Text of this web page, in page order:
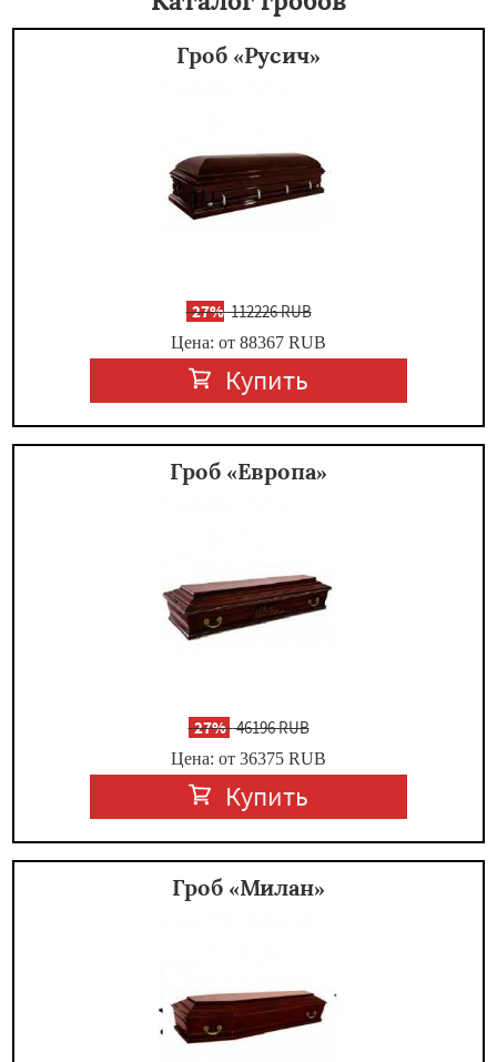
Гроб «Русич»
-27%112226 RUB
Цена: от 88367 RUB
Купить
Гроб «Европа»
-27%46196 RUB
Цена: от 36375 RUB
Купить
Гроб «Милан»